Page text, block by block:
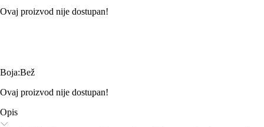
Ovaj proizvod nije dostupan!
Boja:Bež
Ovaj proizvod nije dostupan!
Opis